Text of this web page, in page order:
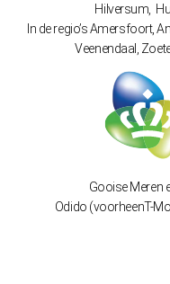
Hilversum,
In de regio’s Amersfoort,
Veenendaal,
Gooise Meren
Odido (voorheenT-